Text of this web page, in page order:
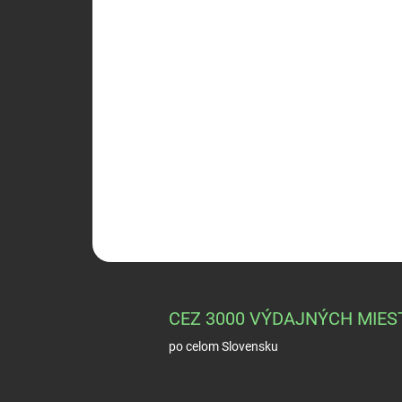
CEZ 3000 VÝDAJNÝCH
po celom Slovensku